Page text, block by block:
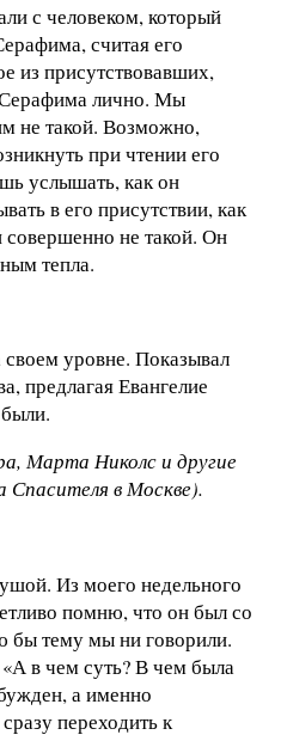
с человеком, который
считая его
из присутствовавших,
Серафима лично. Мы
не такой. Возможно,
при чтении его
услышать, как он
в его присутствии, как
не такой. Он
тепла.
уровне. Показывал
предлагая Евангелие
Марта Николс и другие
Спасителя в Москве).
Из моего недельного
помню, что он был со
бы тему мы ни говорили.
в чем суть? В чем была
а именно
переходить к